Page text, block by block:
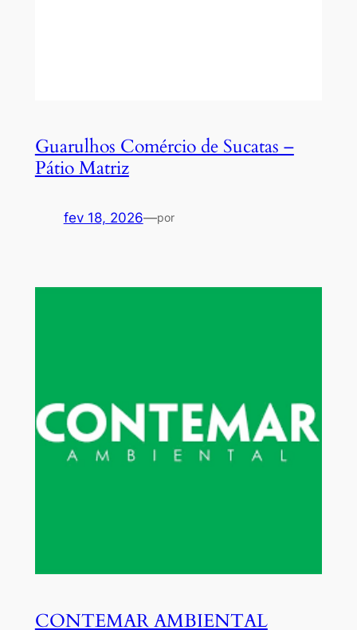
Guarulhos Comércio de Sucatas –
Pátio Matriz
fev 18, 2026—por
CONTEMAR AMBIENTAL